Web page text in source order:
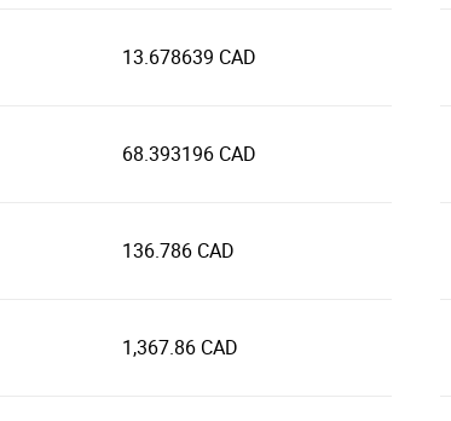
13.678639 CAD
68.393196 CAD
136.786 CAD
1,367.86 CAD